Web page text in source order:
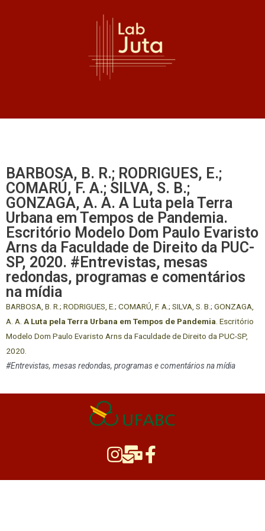
BARBOSA, B. R.; RODRIGUES, E.;
COMARÚ, F. A.; SILVA, S. B.;
GONZAGA, A. A. A Luta pela Terra
Urbana em Tempos de Pandemia.
Escritório Modelo Dom Paulo Evaristo
Arns da Faculdade de Direito da PUC-
SP, 2020. #Entrevistas, mesas
redondas, programas e comentários
na mídia
BARBOSA, B. R.; RODRIGUES, E.; COMARÚ, F. A.; SILVA, S. B.; GONZAGA,
A. A. A Luta pela Terra Urbana em Tempos de Pandemia . Escritório
Modelo Dom Paulo Evaristo Arns da Faculdade de Direito da PUC-SP,
2020.
#Entrevistas, mesas redondas, programas e comentários na mídia